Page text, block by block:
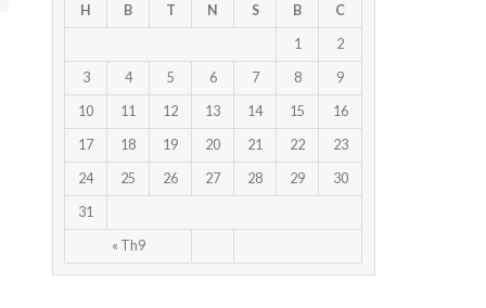
H B T N S B C
« Th9
1 2
3 4 5 6 7 8 9
10 11 12 13 14 15 16
17 18 19 20 21 22 23
24 25 26 27 28 29 30
31